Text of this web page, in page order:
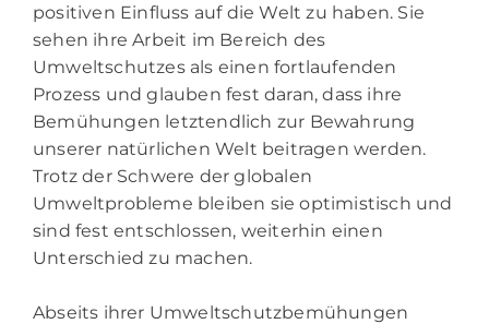
positiven Einfluss auf die Welt zu haben. Sie
sehen ihre Arbeit im Bereich des
Umweltschutzes als einen fortlaufenden
Prozess und glauben fest daran, dass ihre
Bemühungen letztendlich zur Bewahrung
unserer natürlichen Welt beitragen werden.
Trotz der Schwere der globalen
Umweltprobleme bleiben sie optimistisch und
sind fest entschlossen, weiterhin einen
Unterschied zu machen.
Abseits ihrer Umweltschutzbemühungen